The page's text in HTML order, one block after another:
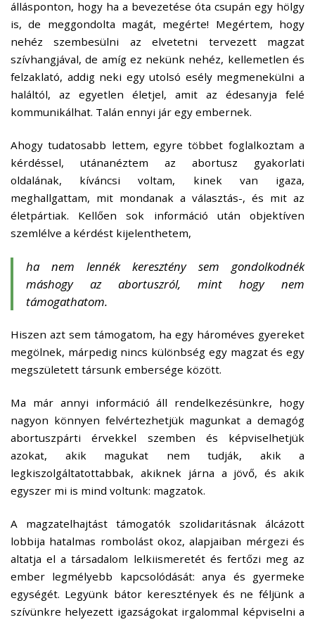
állásponton, hogy ha a bevezetése óta csupán egy hölgy
is, de meggondolta magát, megérte! Megértem, hogy
nehéz szembesülni az elvetetni tervezett magzat
szívhangjával, de amíg ez nekünk nehéz, kellemetlen és
felzaklató, addig neki egy utolsó esély megmenekülni a
haláltól, az egyetlen életjel, amit az édesanyja felé
kommunikálhat. Talán ennyi jár egy embernek.
Ahogy tudatosabb lettem, egyre többet foglalkoztam a
kérdéssel, utánanéztem az abortusz gyakorlati
oldalának, kíváncsi voltam, kinek van igaza,
meghallgattam, mit mondanak a választás-, és mit az
életpártiak. Kellően sok információ után objektíven
szemlélve a kérdést kijelenthetem,
ha nem lennék keresztény sem gondolkodnék
máshogy az abortuszról, mint hogy nem
támogathatom.
Hiszen azt sem támogatom, ha egy hároméves gyereket
megölnek, márpedig nincs különbség egy magzat és egy
megszületett társunk embersége között.
Ma már annyi információ áll rendelkezésünkre, hogy
nagyon könnyen felvértezhetjük magunkat a demagóg
abortuszpárti érvekkel szemben és képviselhetjük
azokat, akik magukat nem tudják, akik a
legkiszolgáltatottabbak, akiknek járna a jövő, és akik
egyszer mi is mind voltunk: magzatok.
A magzatelhajtást támogatók szolidaritásnak álcázott
lobbija hatalmas rombolást okoz, alapjaiban mérgezi és
altatja el a társadalom lelkiismeretét és fertőzi meg az
ember legmélyebb kapcsolódását: anya és gyermeke
egységét. Legyünk bátor keresztények és ne féljünk a
szívünkre helyezett igazságokat irgalommal képviselni a